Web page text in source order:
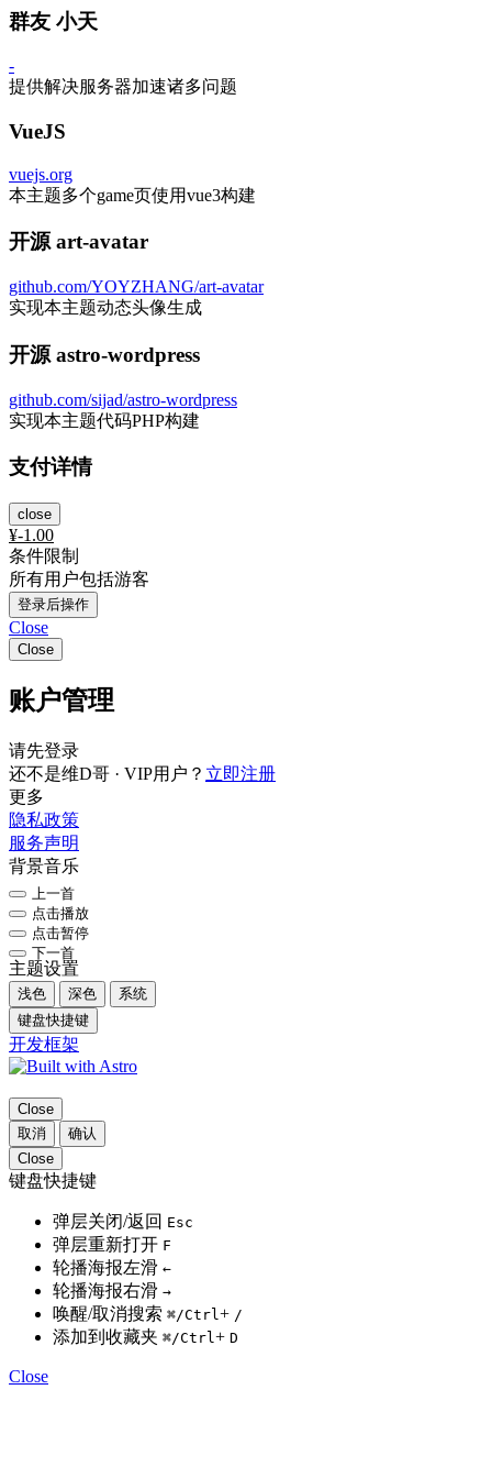
群友 小天
-
提供解决服务器加速诸多问题
VueJS
vuejs.org
本主题多个game页使用vue3构建
开源 art-avatar
github.com/YOYZHANG/art-avatar
实现本主题动态头像生成
开源 astro-wordpress
github.com/sijad/astro-wordpress
实现本主题代码PHP构建
支付详情
close
¥-1.00
条件限制
所有用户包括游客
登录后操作
Close
Close
账户管理
请先登录
还不是维D哥 · VIP用户？ 立即注册
更多
隐私政策
服务声明
背景音乐
上一首
点击播放
点击暂停
下一首
主题设置
浅色 深色
系统
键盘快捷键
开发框架
Close
取消
确认
Close
键盘快捷键
弹层关闭/返回 Esc
弹层重新打开 F
轮播海报左滑 ←
轮播海报右滑 →
唤醒/取消搜索 ⌘/Ctrl + /
添加到收藏夹 ⌘/Ctrl + D
Close